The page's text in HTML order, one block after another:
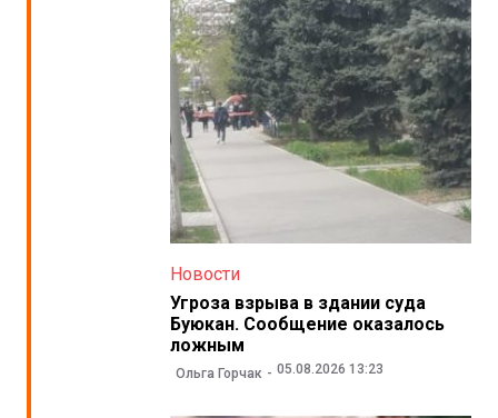
Новости
Угроза взрыва в здании суда
Буюкан. Сообщение оказалось
ложным
Ольга Горчак 05.08.2026 13:23